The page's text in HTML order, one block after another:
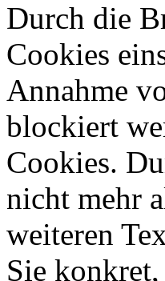
Durch die
Cookies
Annahme
blockiert
Cookies.
nicht mehr
weiteren
Sie